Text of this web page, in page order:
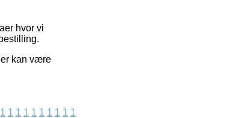
hvor vi
kan være
1 1 1 1 1 1 1 1 1 1